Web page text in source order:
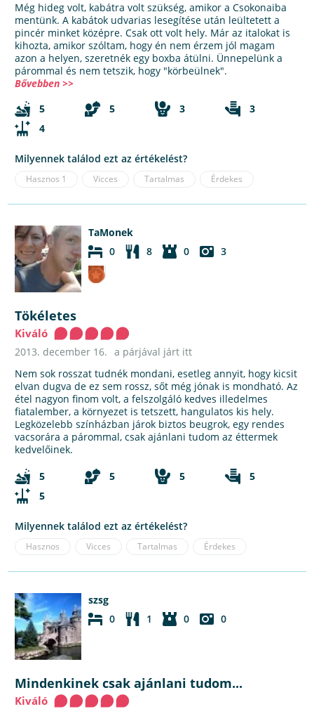
Még hideg volt, kabátra volt szükség, amikor a Csokonaiba
mentünk. A kabátok udvarias lesegítése után leültetett a
pincér minket középre. Csak ott volt hely. Már az italokat is
kihozta, amikor szóltam, hogy én nem érzem jól magam
azon a helyen, szeretnék egy boxba átülni. Ünnepelünk a
párommal és nem tetszik, hogy "körbeülnek".
Bővebben >>
5
5 3
3
4
Milyennek találod ezt az értékelést?
Hasznos 1 Vicces Tartalmas Érdekes
TaMonek
0
8 0 3
Tökéletes
Kiváló
2013. december 16. a párjával járt itt
Nem sok rosszat tudnék mondani, esetleg annyit, hogy kicsit
elvan dugva de ez sem rossz, sőt még jónak is mondható. Az
étel nagyon finom volt, a felszolgáló kedves illedelmes
fiatalember, a környezet is tetszett, hangulatos kis hely.
Legközelebb színházban járok biztos beugrok, egy rendes
vacsorára a párommal, csak ajánlani tudom az éttermek
kedvelőinek.
5
5 5
5
5
Milyennek találod ezt az értékelést?
Hasznos Vicces Tartalmas Érdekes
szsg
0
1 0 0
Mindenkinek csak ajánlani tudom...
Kiváló